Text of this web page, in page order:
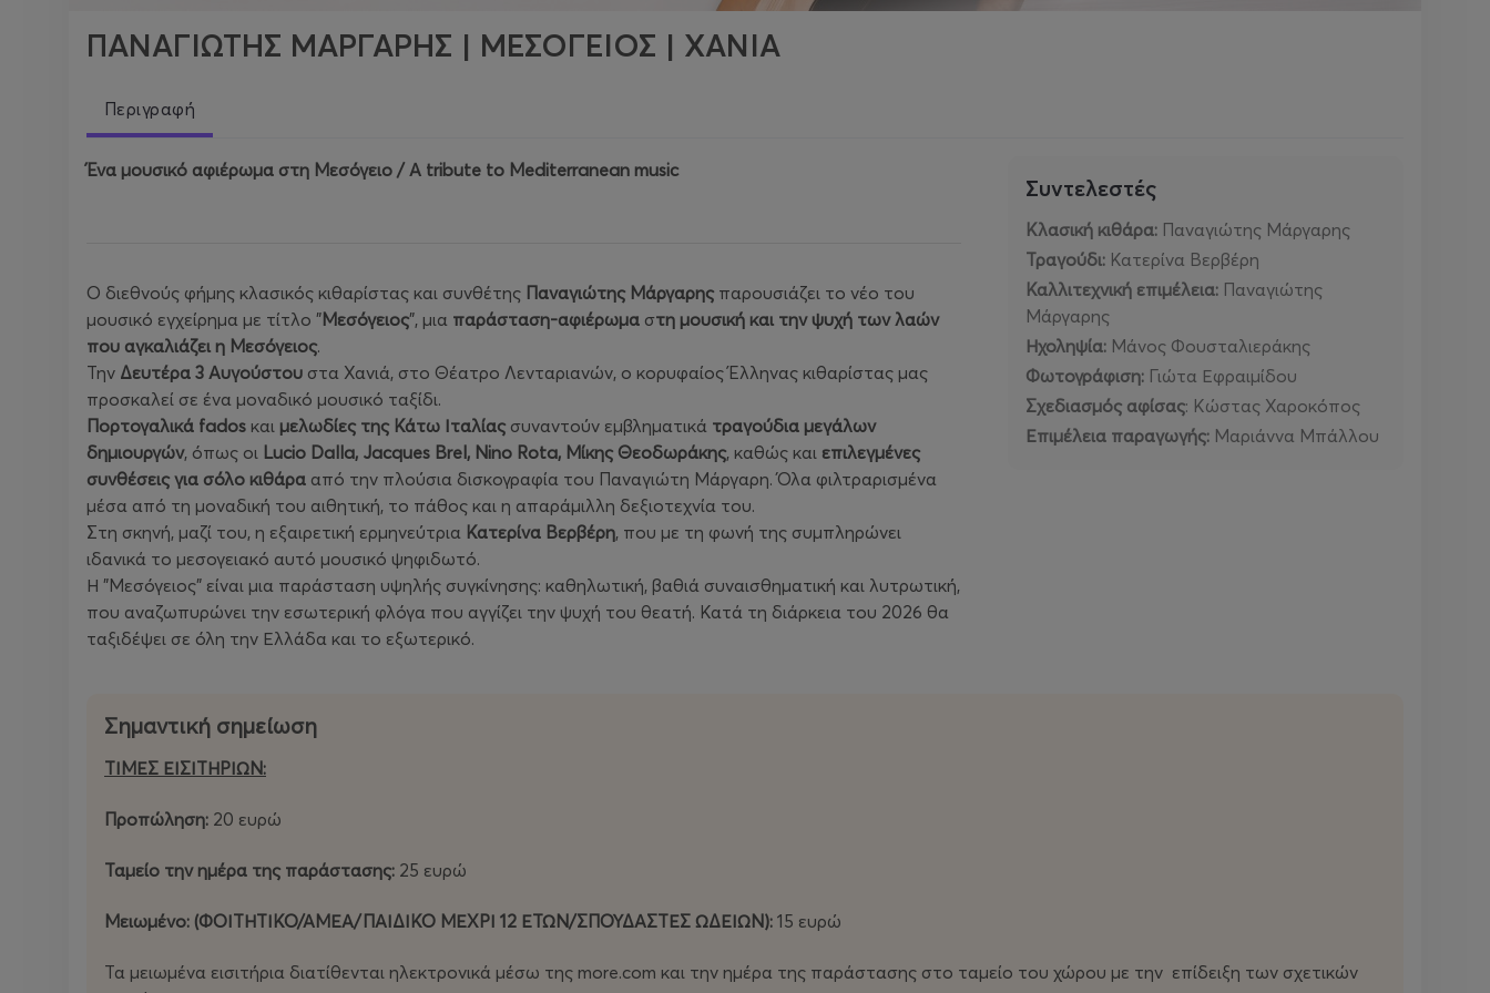
ΠΑΝΑΓΙΩΤΗΣ ΜΑΡΓΑΡΗΣ | ΜΕΣΟΓΕΙΟΣ | ΧΑΝΙΑ
Περιγραφή
Ένα μουσικό αφιέρωμα στη Μεσόγειο / Α tribute to Mediterranean music
Ο διεθνούς φήμης κλασικός κιθαρίστας και συνθέτης Παναγιώτης Μάργαρης παρουσιάζει το νέο του
μουσικό εγχείρημα με τίτλο "Μεσόγειος", μια παράσταση-αφιέρωμα στη μουσική και την ψυχή των λαών
που αγκαλιάζει η Μεσόγειος.
Την Δευτέρα 3 Αυγούστου στα Χανιά, στο Θέατρο Λενταριανών, ο κορυφαίος Έλληνας κιθαρίστας μας
προσκαλεί σε ένα μοναδικό μουσικό ταξίδι.
Πορτογαλικά fados και μελωδίες της Κάτω Ιταλίας συναντούν εμβληματικά τραγούδια μεγάλων
δημιουργών, όπως οι Lucio Dalla, Jacques Brel, Nino Rota, Μίκης Θεοδωράκης, καθώς και επιλεγμένες
συνθέσεις για σόλο κιθάρα από την πλούσια δισκογραφία του Παναγιώτη Μάργαρη. Όλα φιλτραρισμένα
μέσα από τη μοναδική του αιθητική, το πάθος και η απαράμιλλη δεξιοτεχνία του.
Στη σκηνή, μαζί του, η εξαιρετική ερμηνεύτρια Κατερίνα Βερβέρη, που με τη φωνή της συμπληρώνει
ιδανικά το μεσογειακό αυτό μουσικό ψηφιδωτό.
Η "Μεσόγειος" είναι μια παράσταση υψηλής συγκίνησης: καθηλωτική, βαθιά συναισθηματική και λυτρωτική,
που αναζωπυρώνει την εσωτερική φλόγα που αγγίζει την ψυχή του θεατή. Κατά τη διάρκεια του 2026 θα
ταξιδέψει σε όλη την Ελλάδα και το εξωτερικό.
Συντελεστές
Κλασική κιθάρα: Παναγιώτης Μάργαρης
Τραγούδι: Κατερίνα Βερβέρη
Καλλιτεχνική επιμέλεια: Παναγιώτης
Μάργαρης
Ηχοληψία: Μάνος Φουσταλιεράκης
Φωτογράφιση: Γιώτα Εφραιμίδου
Σχεδιασμός αφίσας: Κώστας Χαροκόπος
Επιμέλεια παραγωγής: Μαριάννα Μπάλλου
Σημαντική σημείωση
ΤΙΜΕΣ ΕΙΣΙΤΗΡΙΩΝ:
Προπώληση: 20 ευρώ
Ταμείο την ημέρα της παράστασης: 25 ευρώ
Μειωμένο: (ΦΟΙΤΗΤΙΚΟ/ΑΜΕΑ/ΠΑΙΔΙΚΟ ΜΕΧΡΙ 12 ΕΤΩΝ/ΣΠΟΥΔΑΣΤΕΣ ΩΔΕΙΩΝ): 15 ευρώ
Τα μειωμένα εισιτήρια διατίθενται ηλεκτρονικά μέσω της more.com και την ημέρα της παράστασης στο ταμείο του χώρου με την επίδειξη των σχετικών